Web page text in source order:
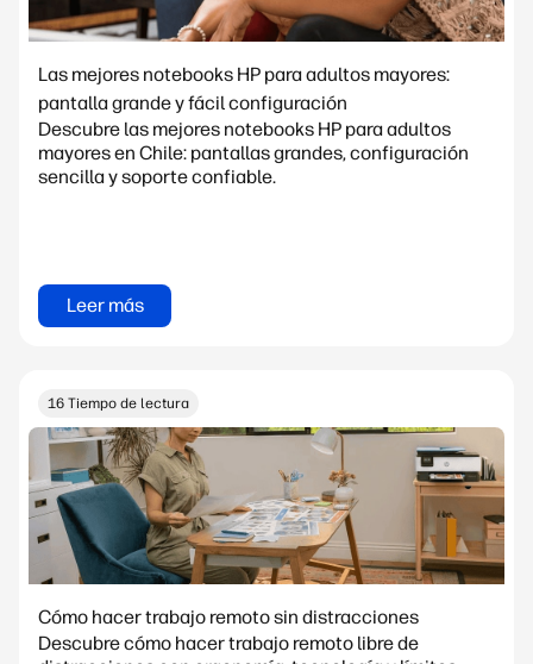
Las mejores notebooks HP para adultos mayores:
pantalla grande y fácil configuración
Descubre las mejores notebooks HP para adultos
mayores en Chile: pantallas grandes, configuración
sencilla y soporte confiable.
Leer más
16 Tiempo de lectura
Cómo hacer trabajo remoto sin distracciones
Descubre cómo hacer trabajo remoto libre de